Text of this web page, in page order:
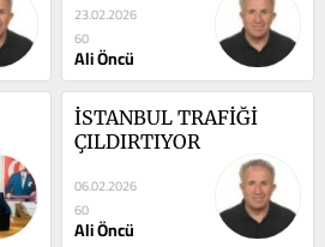
23.02.2026
60
Ali Öncü
İSTANBUL TRAFİĞİ
ÇILDIRTIYOR
06.02.2026
60
Ali Öncü